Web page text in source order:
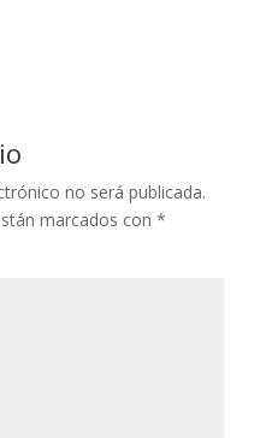
no será publicada.
marcados con *